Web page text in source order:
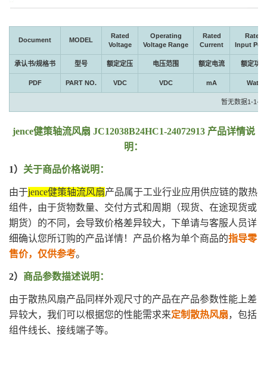
Document MODEL
Rated
Voltage
Operating
Voltage Range
Rated
Current
Rated
Input
承认书/规格书 型号 额定定压 电压范围 额定电流 额定功率
PDF PART NO. VDC VDC mA Watt
暂无数据1-1-1
jence健策轴流风扇 JC12038B24HC1-24072913 产品详情说
明：
1） 关于商品价格说明：
由于jence健策轴流风扇产品属于工业行业应用供应链的散热
组件，由于货物数量、交付方式和周期（现货、在途现货或
期货）的不同，会导致价格差异较大，下单请与客服人员详
细确认您所订购的产品详情！产品价格为单个商品的指导零
售价，仅供参考。
2） 商品参数描述说明：
由于散热风扇产品同样外观尺寸的产品在产品参数性能上差
异较大，我们可以根据您的性能需求来定制散热风扇，包括
组件线长、接线端子等。